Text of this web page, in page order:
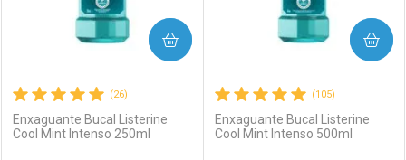
(26)
Enxaguante Bucal Listerine
Cool Mint Intenso 250ml
COMPRAR
(105)
Enxaguante Bucal Listerine
Cool Mint Intenso 500ml
COMPRAR